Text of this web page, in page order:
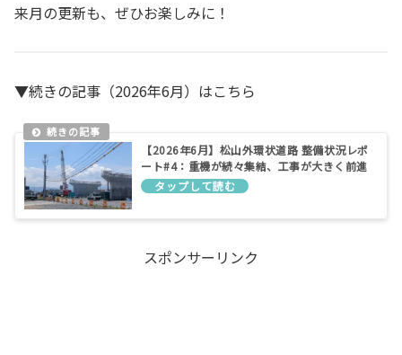
来月の更新も、ぜひお楽しみに！
▼続きの記事（2026年6月）はこちら
【2026年6月】松山外環状道路 整備状況レポ
ート#4：重機が続々集結、工事が大きく前進
スポンサーリンク